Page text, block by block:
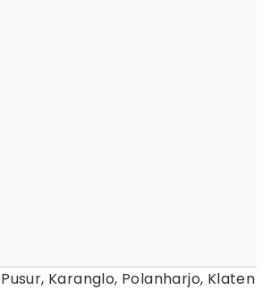
Pusur, Karanglo, Polanharjo, Klaten